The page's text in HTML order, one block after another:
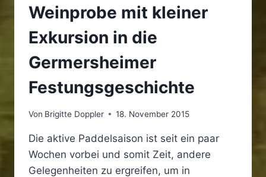
MEINE
ERSTE
BEGEGNUNG
MIT
DEM
ANKUNFTSBIER
Weinprobe mit kleiner
Exkursion in die
Germersheimer
Festungsgeschichte
Von Brigitte Doppler 18. November 2015
Die aktive Paddelsaison ist seit ein paar
Wochen vorbei und somit Zeit, andere
Gelegenheiten zu ergreifen, um in